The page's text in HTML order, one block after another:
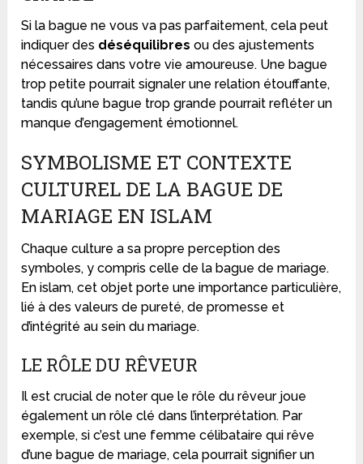
Si la bague ne vous va pas parfaitement, cela peut
indiquer des déséquilibres ou des ajustements
nécessaires dans votre vie amoureuse. Une bague
trop petite pourrait signaler une relation étouffante,
tandis qu’une bague trop grande pourrait refléter un
manque d’engagement émotionnel.
SYMBOLISME ET CONTEXTE
CULTUREL DE LA BAGUE DE
MARIAGE EN ISLAM
Chaque culture a sa propre perception des
symboles, y compris celle de la bague de mariage.
En islam, cet objet porte une importance particulière,
lié à des valeurs de pureté, de promesse et
d’intégrité au sein du mariage.
LE RÔLE DU RÊVEUR
Il est crucial de noter que le rôle du rêveur joue
également un rôle clé dans l’interprétation. Par
exemple, si c’est une femme célibataire qui rêve
d’une bague de mariage, cela pourrait signifier un